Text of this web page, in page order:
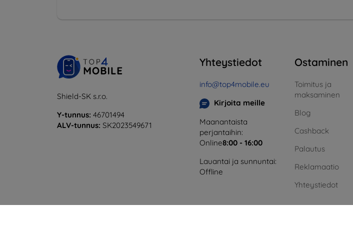
Shield-SK s.r.o.
Y-tunnus: 46701494
ALV-tunnus: SK2023549671
Yhteystiedot
info@top4mobile.eu
Kirjoita meille
Maanantaista
perjantaihin:
Online8:00 - 16:00
Lauantai ja sunnuntai:
Offline
Ostaminen
Toimitus ja
maksaminen
Blog
Cashback
Palautus
Reklamaatio
Yhteystiedot